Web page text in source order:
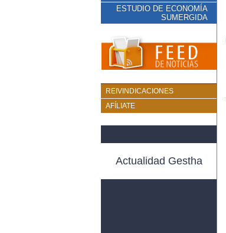
ESTUDIO DE ECONOMÍA
SUMERGIDA
REIVINDICACIONES
AFÍLIATE
Actualidad Gestha